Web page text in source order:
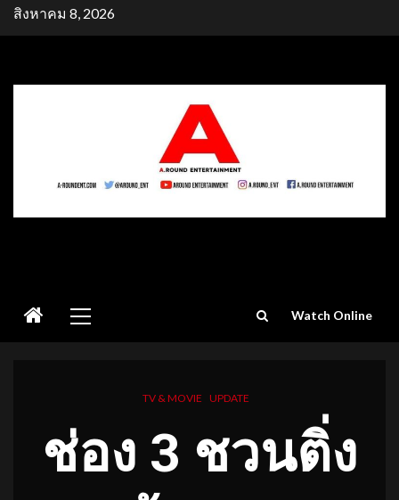
Skipสิงหาคม 8, 2026
Menu
Watch Online
TV & MOVIE UPDATE
ช่อง 3 ชวนติ่ง